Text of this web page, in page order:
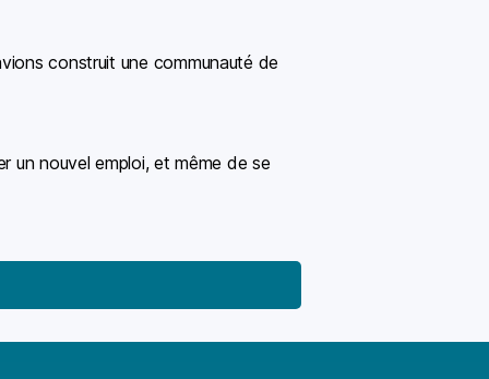
construit une communauté de
un nouvel emploi, et même de se